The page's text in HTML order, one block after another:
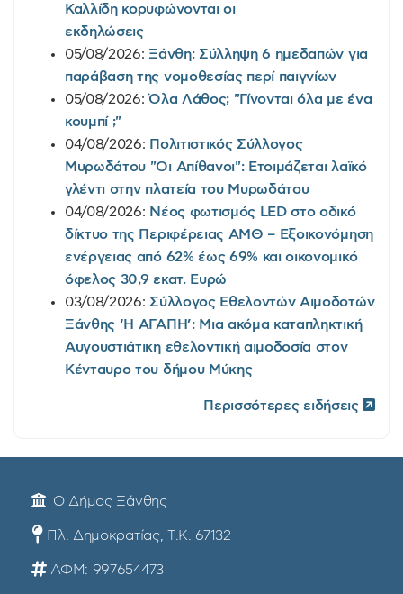
Καλλίδη κορυφώνονται οι
εκδηλώσεις
05/08/2026: Ξάνθη: Σύλληψη 6 ημεδαπών για
παράβαση της νομοθεσίας περί παιγνίων
05/08/2026:Όλα Λάθος; "Γίνονται όλα με ένα
κουμπί ;"
04/08/2026: Πολιτιστικός Σύλλογος
Μυρωδάτου "Οι Απίθανοι": Ετοιμάζεται λαϊκό
γλέντι στην πλατεία του Μυρωδάτου
04/08/2026: Νέος φωτισμός LED στο οδικό
δίκτυο της Περιφέρειας ΑΜΘ – Εξοικονόμηση
ενέργειας από 62% έως 69% και οικονομικό
όφελος 30,9 εκατ. Ευρώ
03/08/2026: Σύλλογος Εθελοντών Αιμοδοτών
Ξάνθης ‘Η ΑΓΑΠΗ’: Μια ακόμα καταπληκτική
Αυγουστιάτικη εθελοντική αιμοδοσία στον
Κένταυρο του δήμου Μύκης
Περισσότερες ειδήσεις
Ο Δήμος Ξάνθης
Πλ. Δημοκρατίας, Τ.Κ. 67132
ΑΦΜ: 997654473